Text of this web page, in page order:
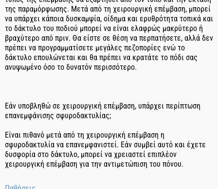
της παραμόρφωσης. Μετά από τη χειρουργική επέμβαση, μπορεί
να υπάρχει κάποια δυσκαμψία, οίδημα και ερυθρότητα τοπικά και
το δάκτυλο του ποδιού μπορεί να είναι ελαφρώς μακρύτερο ή
βραχύτερο από πριν. Θα είστε σε θέση να περπατήσετε, αλλά δεν
πρέπει να προγραμματίσετε μεγάλες πεζοπορίες ενώ το
δάκτυλο επουλώνεται και θα πρέπει να κρατάτε το πόδι σας
ανυψωμένο όσο το δυνατόν περισσότερο.
Εάν υποβληθώ σε χειρουργική επέμβαση, υπάρχει περίπτωση
επανεμφάνισης σφυροδακτυλίας;
Είναι πιθανό μετά από τη χειρουργική επέμβαση η
σφυροδακτυλία να επανεμφανιστεί. Εάν συμβεί αυτό και έχετε
δυσφορία στο δάκτυλο, μπορεί να χρειαστεί επιπλέον
χειρουργική επέμβαση για την αντιμετώπιση του πόνου.